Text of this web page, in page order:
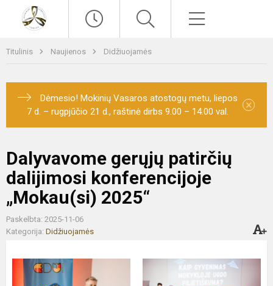
Titulinis Naujienos Didžiuojamės
Dėmesio! Mokinių Vasaros atostogų metu, liepos
7 d. – rugpjūčio 21 d., raštinė dirbs 9.00 – 14.00 val.
×
Dalyvavome gerųjų patirčių
dalijimosi konferencijoje
„Mokau(si) 2025“
Paskelbta: 2025-11-06
Kategorija: Didžiuojamės